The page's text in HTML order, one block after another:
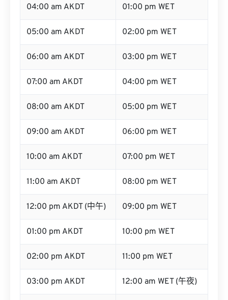
04:00 am AKDT 01:00 pm WET
05:00 am AKDT 02:00 pm WET
06:00 am AKDT 03:00 pm WET
07:00 am AKDT 04:00 pm WET
08:00 am AKDT 05:00 pm WET
09:00 am AKDT 06:00 pm WET
10:00 am AKDT 07:00 pm WET
11:00 am AKDT 08:00 pm WET
12:00 pm AKDT (中午) 09:00 pm WET
01:00 pm AKDT 10:00 pm WET
02:00 pm AKDT 11:00 pm WET
03:00 pm AKDT 12:00 am WET (午夜)